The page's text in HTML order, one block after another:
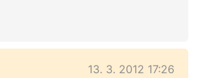
13. 3. 2012 17:26